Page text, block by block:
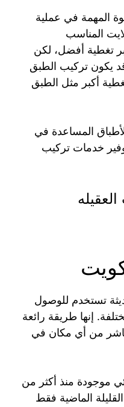
المهمة في عملية
المناسب
تغطية أفضل، لكن
يكون تركيب الطبق
أكبر مثل الطبق
المساعدة في
خدمات تركيب
تستخدم للوصول
إنها طريقة رائعة
من أي مكان في
موجودة منذ أكثر من
الماضية فقط